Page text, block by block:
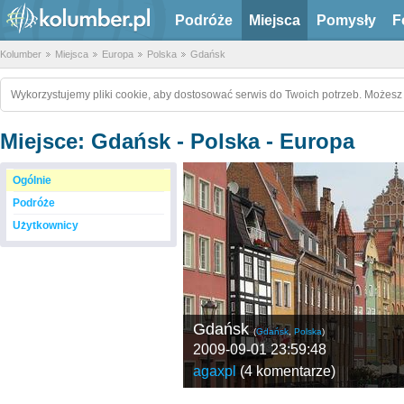
Podróże Miejsca Pomysły
Kolumber Miejsca Europa Polska Gdańsk
Wykorzystujemy pliki cookie, aby dostosować serwis do Twoich potrzeb.
Miejsce: Gdańsk - Polska - Europa
Ogólnie
Podróże
Użytkownicy
Gdańsk (Gdańsk, Polska)
2009-09-01 23:59:48
agaxpl (4 komentarze)